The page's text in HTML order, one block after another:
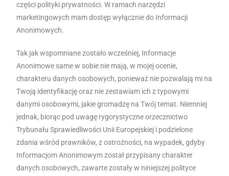
części polityki prywatności. W ramach narzędzi
marketingowych mam dostęp wyłącznie do Informacji
Anonimowych.
Tak jak wspomniane zostało wcześniej, Informacje
Anonimowe same w sobie nie mają, w mojej ocenie,
charakteru danych osobowych, ponieważ nie pozwalają mi na
Twoją identyfikację oraz nie zestawiam ich z typowymi
danymi osobowymi, jakie gromadzę na Twój temat. Niemniej
jednak, biorąc pod uwagę rygorystyczne orzecznictwo
Trybunału Sprawiedliwości Unii Europejskiej i podzielone
zdania wśród prawników, z ostrożności, na wypadek, gdyby
Informacjom Anonimowym został przypisany charakter
danych osobowych, zawarte zostały w niniejszej polityce